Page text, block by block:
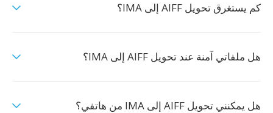
كم يستغرق تحويل AIFF إلى IMA؟
هل ملفاتي آمنة عند تحويل AIFF إلى IMA؟
هل يمكنني تحويل AIFF إلى IMA من هاتفي؟